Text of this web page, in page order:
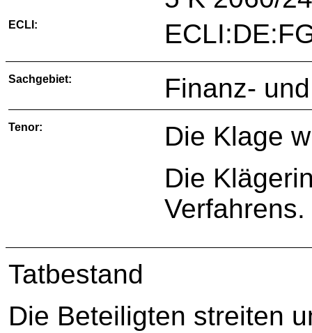
ECLI:
Sachgebiet: Finanz-
Tenor:
Die Klage
Die
Verfahrens.
Tatbestand
Die Beteiligten streiten